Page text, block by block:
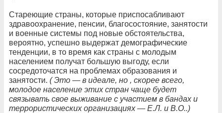
Стареющие страны, которые приспосабливают
здравоохранение, пенсии, благосостояние, занятости
и военные системы под новые обстоятельства,
вероятно, успешно выдержат демографические
тенденции, в то время как страны с молодым
населением получат большую выгоду, если
сосредоточатся на проблемах образования и
занятости. ( Это — в идеале, но , скорее всего,
молодое население этих стран чаще будет
связывать свое выживание с участием в бандах и
террористических организациях — Е.Л. и В.О..)